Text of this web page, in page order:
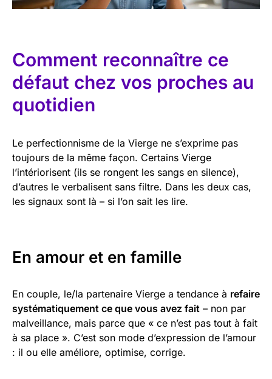
Comment reconnaître ce
défaut chez vos proches au
quotidien
Le perfectionnisme de la Vierge ne s’exprime pas
toujours de la même façon. Certains Vierge
l’intériorisent (ils se rongent les sangs en silence),
d’autres le verbalisent sans filtre. Dans les deux cas,
les signaux sont là – si l’on sait les lire.
En amour et en famille
En couple, le/la partenaire Vierge a tendance à refaire
systématiquement ce que vous avez fait – non par
malveillance, mais parce que « ce n’est pas tout à fait
à sa place ». C’est son mode d’expression de l’amour
: il ou elle améliore, optimise, corrige.